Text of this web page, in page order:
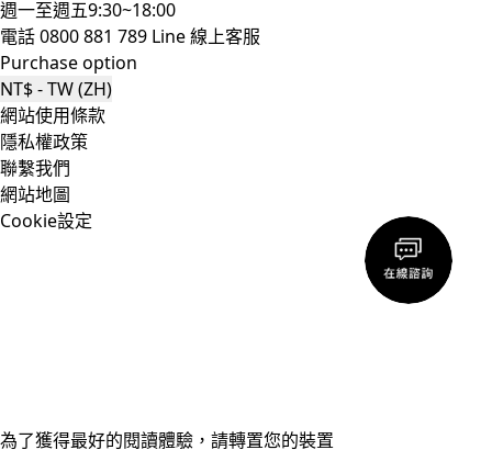
週一至週五9:30~18:00
電話 0800 881 789 Line 線上客服
Purchase option
NT$ - TW (ZH)
網站使用條款
隱私權政策
聯繫我們
網站地圖
Cookie設定
為了獲得最好的閱讀體驗，請轉置您的裝置